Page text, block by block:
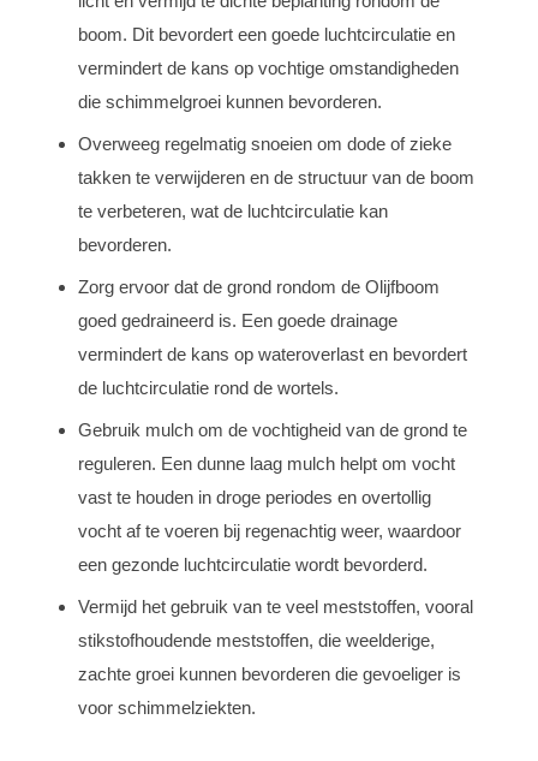
boom. Dit bevordert een goede luchtcirculatie en
vermindert de kans op vochtige omstandigheden
die schimmelgroei kunnen bevorderen.
Overweeg regelmatig snoeien om dode of zieke
takken te verwijderen en de structuur van de boom
te verbeteren, wat de luchtcirculatie kan
bevorderen.
Zorg ervoor dat de grond rondom de Olijfboom
goed gedraineerd is. Een goede drainage
vermindert de kans op wateroverlast en bevordert
de luchtcirculatie rond de wortels.
Gebruik mulch om de vochtigheid van de grond te
reguleren. Een dunne laag mulch helpt om vocht
vast te houden in droge periodes en overtollig
vocht af te voeren bij regenachtig weer, waardoor
een gezonde luchtcirculatie wordt bevorderd.
Vermijd het gebruik van te veel meststoffen, vooral
stikstofhoudende meststoffen, die weelderige,
zachte groei kunnen bevorderen die gevoeliger is
voor schimmelziekten.